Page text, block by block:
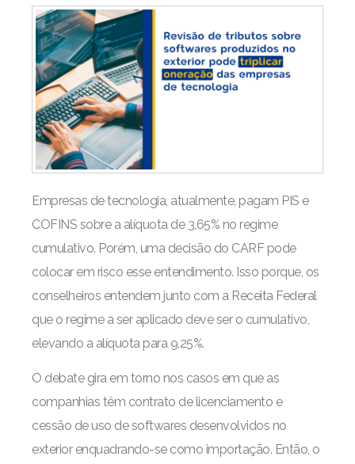
Empresas de tecnologia, atualmente, pagam PIS e
COFINS sobre a alíquota de 3,65% no regime
cumulativo. Porém, uma decisão do CARF pode
colocar em risco esse entendimento. Isso porque, os
conselheiros entendem junto com a Receita Federal
que o regime a ser aplicado deve ser o cumulativo,
elevando a alíquota para 9,25%.
O debate gira em torno nos casos em que as
companhias têm contrato de licenciamento e
cessão de uso de softwares desenvolvidos no
exterior enquadrando-se como importação. Então, o